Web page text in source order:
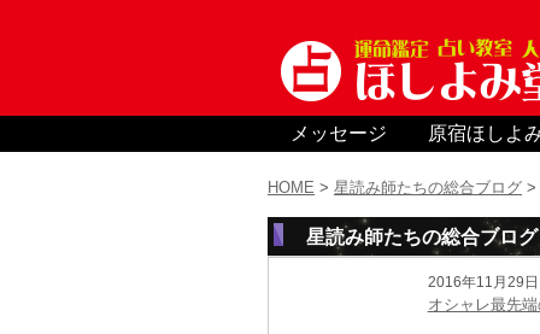
メッセージ 原宿ほしよ
HOME > 星読み師たちの総合ブログ >
星読み師たちの総合ブロ
2016年11月29
オシャレ最先